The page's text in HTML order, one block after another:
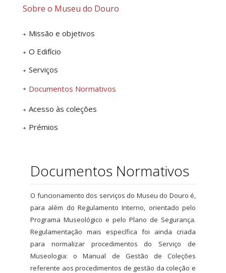
Sobre o Museu do Douro
Missão e objetivos
O Edifício
Serviços
Documentos Normativos
Acesso às coleções
Prémios
Documentos Normativos
O funcionamento dos serviços do Museu do Douro é,
para além do Regulamento Interno, orientado pelo
Programa Museológico e pelo Plano de Segurança.
Regulamentação mais específica foi ainda criada
para normalizar procedimentos do Serviço de
Museologia: o Manual de Gestão de Coleções
referente aos procedimentos de gestão da coleção e